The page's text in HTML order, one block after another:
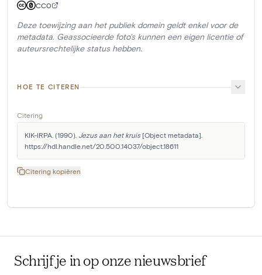
CC0
Deze toewijzing aan het publiek domein geldt enkel voor de
metadata. Geassocieerde foto's kunnen een eigen licentie of
auteursrechtelijke status hebben.
HOE TE CITEREN
Citering
KIK-IRPA. (1990). Jezus aan het kruis [Object metadata].
https://hdl.handle.net/20.500.14037/object.18611
Citering kopiëren
Schrijf je in op onze nieuwsbrief